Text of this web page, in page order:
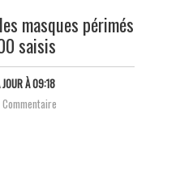
masques périmés
saisis
À 09:18
Commentaire